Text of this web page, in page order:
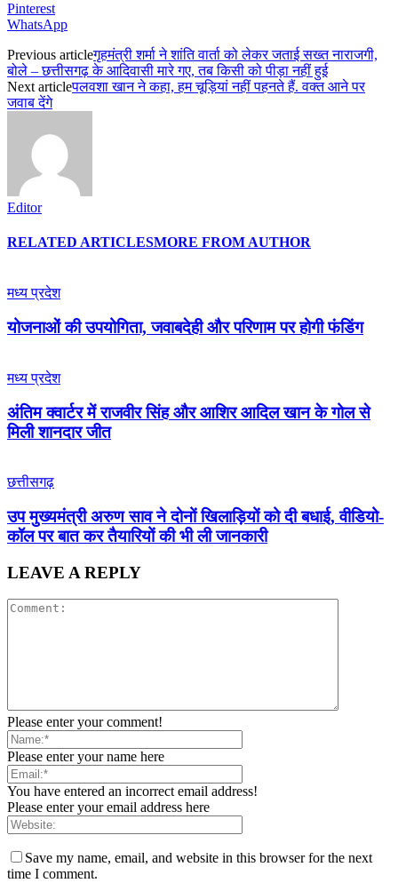
Pinterest
WhatsApp
Previous articleगृहमंत्री शर्मा ने शांति वार्ता को लेकर जताई सख्त नाराजगी,
बोले – छत्तीसगढ़ के आदिवासी मारे गए, तब किसी को पीड़ा नहीं हुई
Next articleपलवशा खान ने कहा, हम चूड़ियां नहीं पहनते हैं. वक्त आने पर
जवाब देंगे
Editor
RELATED ARTICLESMORE FROM AUTHOR
मध्य प्रदेश
योजनाओं की उपयोगिता, जवाबदेही और परिणाम पर होगी फंडिंग
मध्य प्रदेश
अंतिम क्वार्टर में राजवीर सिंह और आशिर आदिल खान के गोल से
मिली शानदार जीत
छत्तीसगढ़
उप मुख्यमंत्री अरुण साव ने दोनों खिलाड़ियों को दी बधाई, वीडियो-
कॉल पर बात कर तैयारियों की भी ली जानकारी
LEAVE A REPLY
Please enter your comment!
Please enter your name here
You have entered an incorrect email address!
Please enter your email address here
Save my name, email, and website in this browser for the next
time I comment.